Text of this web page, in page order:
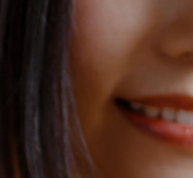
特定商取引について お問合せ プライバシーポリシー